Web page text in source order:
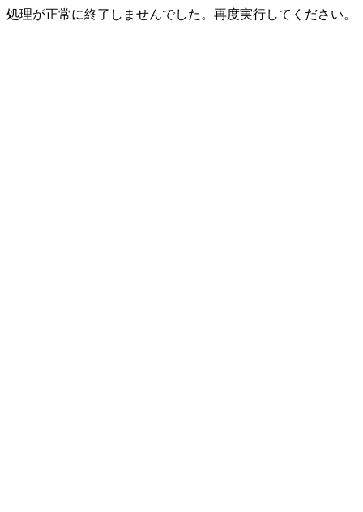
処理が正常に終了しませんでした。再度実行してください。